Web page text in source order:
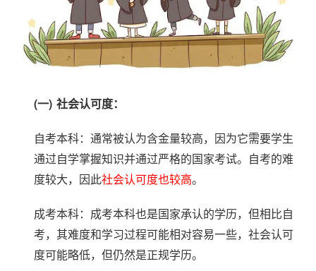
(一) 社会认可度：
自考本科：通常被认为含金量较高，因为它需要学生
通过自学掌握知识并通过严格的国家考试。自考的难
度较大，因此社会认可度也较高。
成考本科：成考本科也是国家承认的学历，但相比自
考，其难度和学习过程可能相对容易一些，社会认可
度可能略低，但仍然是正规学历。